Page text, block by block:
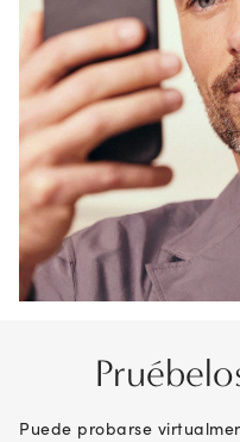
Puede probarse